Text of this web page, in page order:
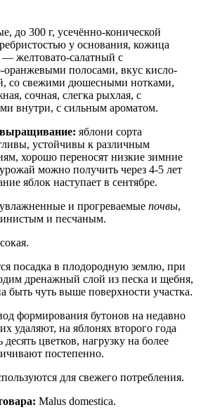
до 300 г, усечённо-конической
у основания, кожица
— желтовато-салатный с
полосами, вкус кисло-
со свежими дюшесными нотками,
сочная, слегка рыхлая, с
внутри, с сильным ароматом.
выращивание: яблони сорта
устойчивы к различным
хорошо переносят низкие зимние
можно получить через 4-5 лет
яблок наступает в сентябре.
и прогреваемые почвы,
и песчаным.
посадка в плодородную землю, при
дренажный слой из песка и щебня,
быть чуть выше поверхности участка.
формирования бутонов на недавно
удаляют, на яблонях второго года
цветков, нагрузку на более
постепенно.
для свежего потребления.
Malus domestica.